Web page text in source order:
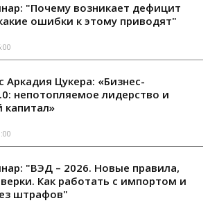
"Почему возникает дефицит
ошибки к этому приводят"
Аркадия Цукера: «Бизнес-
непотопляемое лидерство и
капитал»
"ВЭД – 2026. Новые правила,
Как работать с импортом и
штрафов"